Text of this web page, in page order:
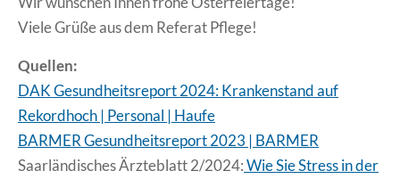
Viele Grüße aus dem Referat Pflege!
Quellen:
DAK Gesundheitsreport 2024: Krankenstand auf
Rekordhoch | Personal | Haufe
BARMER Gesundheitsreport 2023 | BARMER
Saarländisches Ärzteblatt 2/2024:Wie Sie Stress in der